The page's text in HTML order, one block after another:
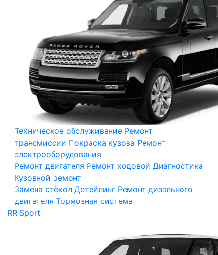
Техническое обслуживание Ремонт
трансмиссии Покраска кузова Ремонт
электрооборудования
Ремонт двигателя Ремонт ходовой Диагностика
Кузовной ремонт
Замена стёкол Детейлинг Ремонт дизельного
двигателя Тормозная система
RR Sport